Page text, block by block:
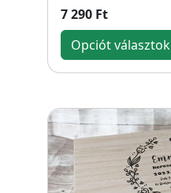
7 290 Ft
Opciót választok